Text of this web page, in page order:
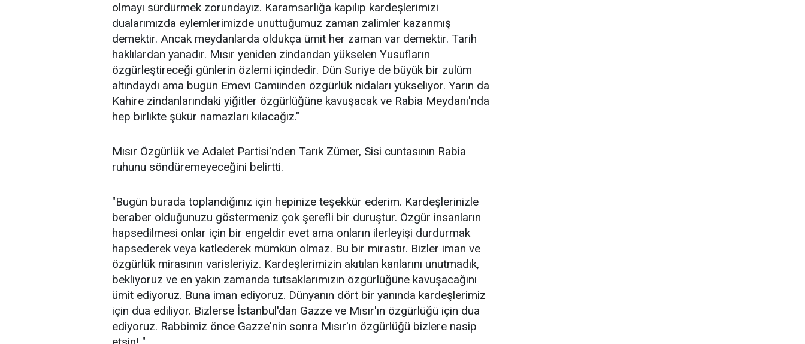
olmayı sürdürmek zorundayız. Karamsarlığa kapılıp kardeşlerimizi
dualarımızda eylemlerimizde unuttuğumuz zaman zalimler kazanmış
demektir. Ancak meydanlarda oldukça ümit her zaman var demektir. Tarih
haklılardan yanadır. Mısır yeniden zindandan yükselen Yusufların
özgürleştireceği günlerin özlemi içindedir. Dün Suriye de büyük bir zulüm
altındaydı ama bugün Emevi Camiinden özgürlük nidaları yükseliyor. Yarın da
Kahire zindanlarındaki yiğitler özgürlüğüne kavuşacak ve Rabia Meydanı'nda
hep birlikte şükür namazları kılacağız."
Mısır Özgürlük ve Adalet Partisi'nden Tarık Zümer, Sisi cuntasının Rabia
ruhunu söndüremeyeceğini belirtti.
"Bugün burada toplandığınız için hepinize teşekkür ederim. Kardeşlerinizle
beraber olduğunuzu göstermeniz çok şerefli bir duruştur. Özgür insanların
hapsedilmesi onlar için bir engeldir evet ama onların ilerleyişi durdurmak
hapsederek veya katlederek mümkün olmaz. Bu bir mirastır. Bizler iman ve
özgürlük mirasının varisleriyiz. Kardeşlerimizin akıtılan kanlarını unutmadık,
bekliyoruz ve en yakın zamanda tutsaklarımızın özgürlüğüne kavuşacağını
ümit ediyoruz. Buna iman ediyoruz. Dünyanın dört bir yanında kardeşlerimiz
için dua ediliyor. Bizlerse İstanbul'dan Gazze ve Mısır'ın özgürlüğü için dua
ediyoruz. Rabbimiz önce Gazze'nin sonra Mısır'ın özgürlüğü bizlere nasip